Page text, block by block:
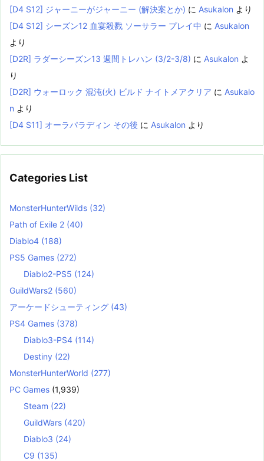
[D4 S12] ジャーニーがジャーニー (解決案とか) に Asukalon より
[D4 S12] シーズン12 血宴殺戮 ソーサラー プレイ中 に Asukalon
より
[D2R] ラダーシーズン13 週間トレハン (3/2-3/8) に Asukalon よ
り
[D2R] ウォーロック 混沌(火) ビルド ナイトメアクリア に Asukalo
n より
[D4 S11] オーラパラディン その後 に Asukalon より
Categories List
MonsterHunterWilds (32)
Path of Exile 2 (40)
Diablo4 (188)
PS5 Games (272)
Diablo2-PS5 (124)
GuildWars2 (560)
アーケードシューティング (43)
PS4 Games (378)
Diablo3-PS4 (114)
Destiny (22)
MonsterHunterWorld (277)
PC Games (1,939)
Steam (22)
GuildWars (420)
Diablo3 (24)
C9 (135)